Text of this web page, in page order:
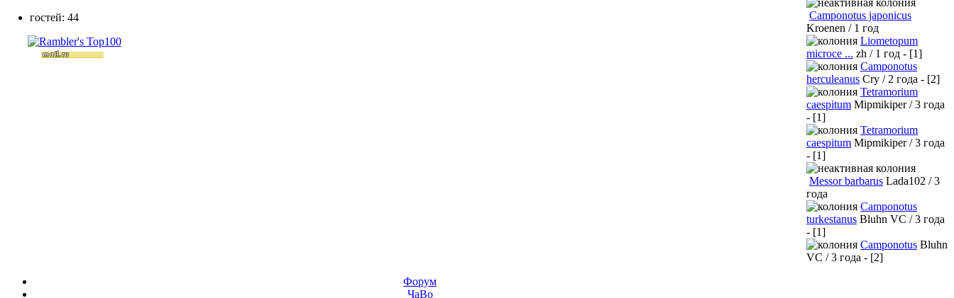
гостей: 44
Camponotus japonicus
Kroenen / 1 год
Liometopum
microce ... zh / 1 год - [1]
Camponotus
herculeanus Cry / 2 года - [2]
Tetramorium
caespitum Mipmikiper / 3 года
- [1]
Tetramorium
caespitum Mipmikiper / 3 года
- [1]
Messor barbarus Lada102 / 3
года
Camponotus
turkestanus Bluhn VC / 3 года
- [1]
Camponotus Bluhn
VC / 3 года - [2]
Форум
ЧаВо